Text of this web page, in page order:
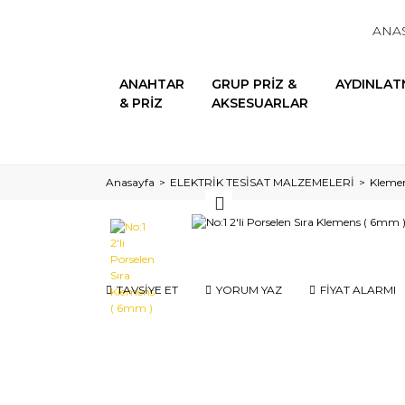
ANAHTAR
& PRİZ
GRUP PRİZ &
AKSESUARLAR
Anasayfa ELEKTRİK TESİSAT MALZEMELERİ
TAVSİYE ET YORUM YAZ FİYAT ALARMI